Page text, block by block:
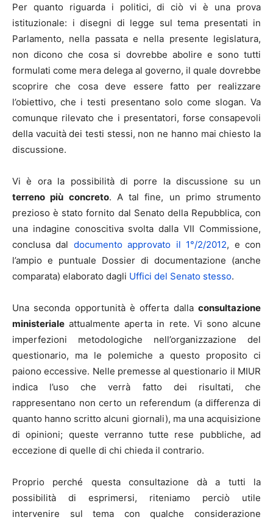
Per quanto riguarda i politici, di ciò vi è una prova
istituzionale: i disegni di legge sul tema presentati in
Parlamento, nella passata e nella presente legislatura,
non dicono che cosa si dovrebbe abolire e sono tutti
formulati come mera delega al governo, il quale dovrebbe
scoprire che cosa deve essere fatto per realizzare
l’obiettivo, che i testi presentano solo come slogan. Va
comunque rilevato che i presentatori, forse consapevoli
della vacuità dei testi stessi, non ne hanno mai chiesto la
discussione.
Vi è ora la possibilità di porre la discussione su un
terreno più concreto. A tal fine, un primo strumento
prezioso è stato fornito dal Senato della Repubblica, con
una indagine conoscitiva svolta dalla VII Commissione,
conclusa dal documento approvato il 1°/2/2012, e con
l’ampio e puntuale Dossier di documentazione (anche
comparata) elaborato dagli Uffici del Senato stesso.
Una seconda opportunità è offerta dalla consultazione
ministeriale attualmente aperta in rete. Vi sono alcune
imperfezioni metodologiche nell’organizzazione del
questionario, ma le polemiche a questo proposito ci
paiono eccessive. Nelle premesse al questionario il MIUR
indica l’uso che verrà fatto dei risultati, che
rappresentano non certo un referendum (a differenza di
quanto hanno scritto alcuni giornali), ma una acquisizione
di opinioni; queste verranno tutte rese pubbliche, ad
eccezione di quelle di chi chieda il contrario.
Proprio perché questa consultazione dà a tutti la
possibilità di esprimersi, riteniamo perciò utile
intervenire sul tema con qualche considerazione